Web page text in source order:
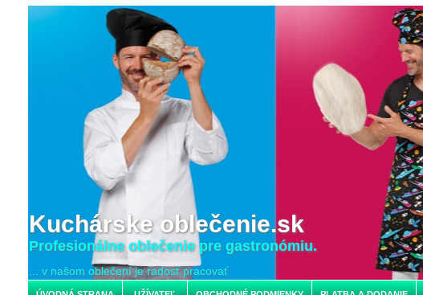
Kuchárske oblečenie.sk
Profesionálne oblečenie pre gastronómiu.
... v našom oblečení je radosť pracovať